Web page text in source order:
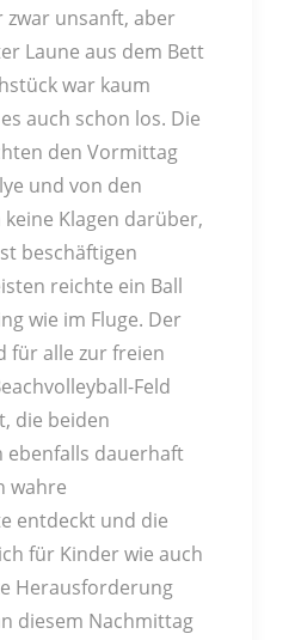
zwar unsanft, aber
Laune aus dem Bett
war kaum
auch schon los. Die
den Vormittag
und von den
Klagen darüber,
beschäftigen
reichte ein Ball
wie im Fluge. Der
für alle zur freien
Feld
die beiden
ebenfalls dauerhaft
wahre
entdeckt und die
für Kinder wie auch
Herausforderung
diesem Nachmittag